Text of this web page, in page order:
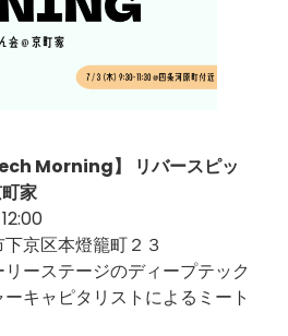
Morning】 リバースピッ
家
京区本燈籠町２３
ーステージのディープテック
キャピタリストによるミート